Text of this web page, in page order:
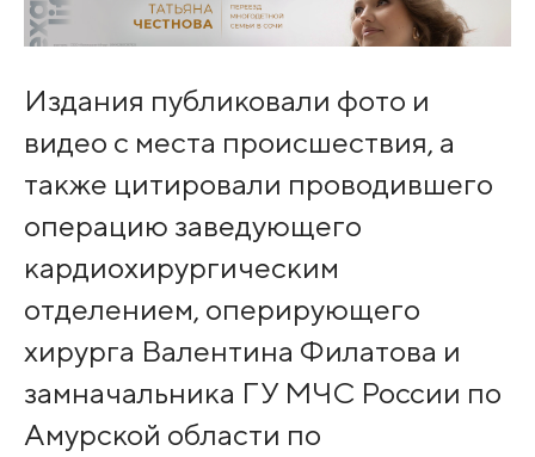
Издания публиковали фото и
видео с места происшествия, а
также цитировали проводившего
операцию заведующего
кардиохирургическим
отделением, оперирующего
хирурга Валентина Филатова и
замначальника ГУ МЧС России по
Амурской области по